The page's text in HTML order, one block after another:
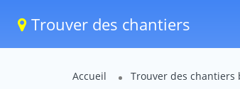
Trouver des chantiers
Accueil Trouver des chantiers